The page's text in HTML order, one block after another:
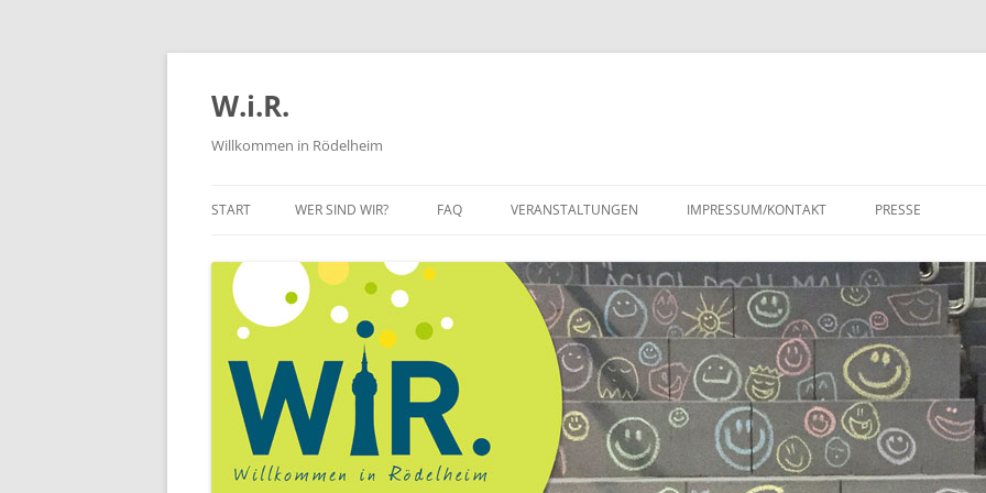
Zum
springen
W.i.R.
Willkommen in Rödelheim
START WER SIND WIR? FAQ VERANSTALTUNGEN IMPRESSUM/KONTAKT PRESSE
BRIEFWECHSEL